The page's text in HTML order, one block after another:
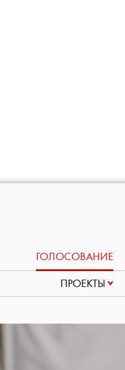
ГОЛОСОВАНИЕ
ПРОЕКТЫ